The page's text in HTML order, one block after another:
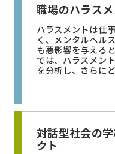
職場のハラス
ハラスメントは仕
く、メンタルヘル
も悪影響を与える
では、ハラスメン
を分析し、さらに
対話型社会の
クト